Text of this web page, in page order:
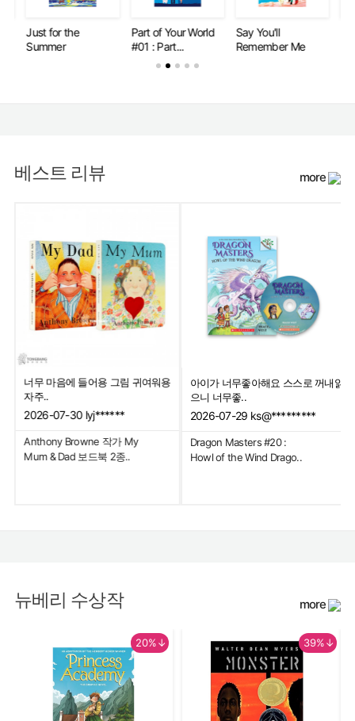
Just for the
Summer
Part of Your World
#01 : Part...
Say You'll
Remember Me
베스트 리뷰 more
너무 마음에 들어용 그림 귀여워용
자주..
2026-07-30 lyj******
Anthony Browne 작가 My
Mum & Dad 보드북 2종..
아이가 너무좋아해요 스스로 꺼내읽
으니 너무좋..
2026-07-29 ks@*********
Dragon Masters #20 :
Howl of the Wind Drago..
뉴베리 수상작 more
20%↓ 39%↓